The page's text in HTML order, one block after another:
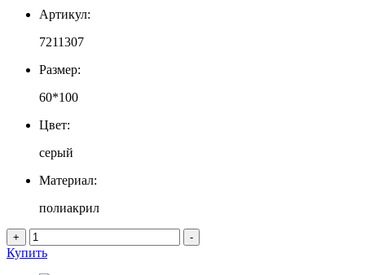
Артикул:
7211307
Размер:
60*100
Цвет:
серый
Материал:
полиакрил
+ -
Купить